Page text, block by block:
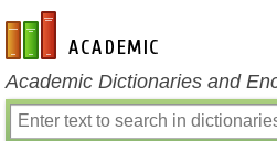
en-academic.com
Academic Dictionaries and